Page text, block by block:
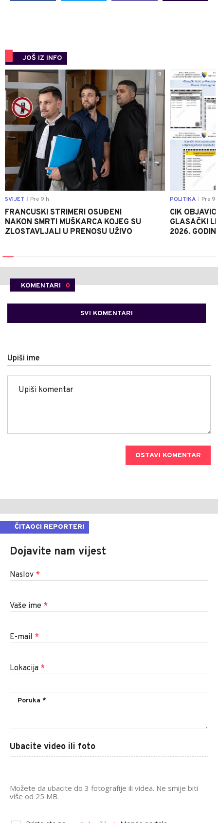
JOŠ IZ INFO
0
SVIJET Pre 9 h
FRANCUSKI STRIMERI OSUĐENI
NAKON SMRTI MUŠKARCA KOJEG SU
ZLOSTAVLJALI U PRENOSU UŽIVO
POLITIKA Pre 9
CIK
GLASAČKI
2026.
KOMENTARI 0
SVI KOMENTARI
Upiši ime
OSTAVI KOMENTAR
ČITAOCI REPORTERI
Dojavite nam vijest
Naslov *
Vaše ime *
E-mail *
Lokacija *
Ubacite video ili foto
Možete da ubacite do 3 fotografije ili videa. Ne smije biti
više od 25 MB.